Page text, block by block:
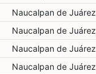
Naucalpan de Juárez
Naucalpan de Juárez
Naucalpan de Juárez
Naucalpan de Juárez